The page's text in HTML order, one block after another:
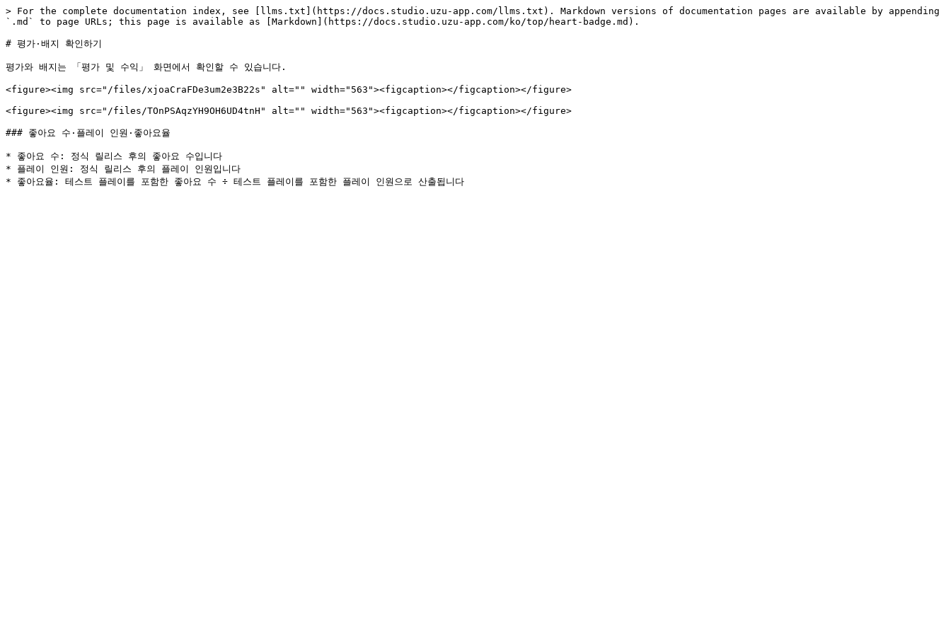
> For the complete documentation index, see [llms.txt](https://docs.studio.uzu-app.com/llms.txt). Markdown versions of documentation pages are available by appending
`.md` to page URLs; this page is available as [Markdown](https://docs.studio.uzu-app.com/ko/top/heart-badge.md).
# 평가·배지 확인하기
평가와 배지는 「평가 및 수익」 화면에서 확인할 수 있습니다.
<figure><img src="/files/xjoaCraFDe3um2e3B22s" alt="" width="563"><figcaption></figcaption></figure>
<figure><img src="/files/TOnPSAqzYH9OH6UD4tnH" alt="" width="563"><figcaption></figcaption></figure>
### 좋아요 수·플레이 인원·좋아요율
* 좋아요 수: 정식 릴리스 후의 좋아요 수입니다
* 플레이 인원: 정식 릴리스 후의 플레이 인원입니다